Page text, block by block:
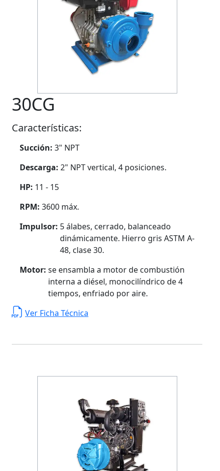
30CG
Características:
Succión: 3" NPT
Descarga: 2" NPT vertical, 4 posiciones.
HP: 11 - 15
RPM: 3600 máx.
Impulsor: 5 álabes, cerrado, balanceado
dinámicamente. Hierro gris ASTM A-
48, clase 30.
Motor: se ensambla a motor de combustión
interna a diésel, monocilíndrico de 4
tiempos, enfriado por aire.
Ver Ficha Técnica